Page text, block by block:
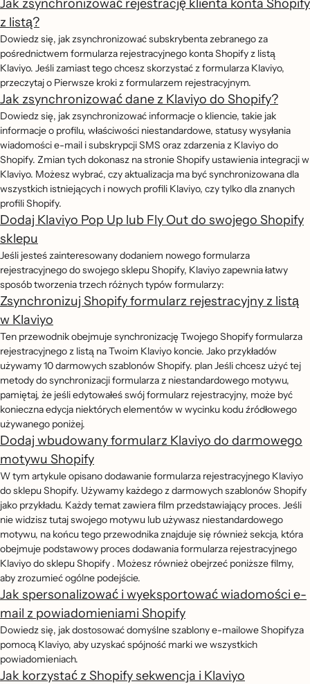
Jak zsynchronizować rejestrację klienta konta Shopify
z listą?
Dowiedz się, jak zsynchronizować subskrybenta zebranego za
pośrednictwem formularza rejestracyjnego konta Shopify z listą
Klaviyo. Jeśli zamiast tego chcesz skorzystać z formularza Klaviyo,
przeczytaj o Pierwsze kroki z formularzem rejestracyjnym.
Jak zsynchronizować dane z Klaviyo do Shopify?
Dowiedz się, jak zsynchronizować informacje o kliencie, takie jak
informacje o profilu, właściwości niestandardowe, statusy wysyłania
wiadomości e-mail i subskrypcji SMS oraz zdarzenia z Klaviyo do
Shopify. Zmian tych dokonasz na stronie Shopify ustawienia integracji w
Klaviyo. Możesz wybrać, czy aktualizacja ma być synchronizowana dla
wszystkich istniejących i nowych profili Klaviyo, czy tylko dla znanych
profili Shopify.
Dodaj Klaviyo Pop Up lub Fly Out do swojego Shopify
sklepu
Jeśli jesteś zainteresowany dodaniem nowego formularza
rejestracyjnego do swojego sklepu Shopify, Klaviyo zapewnia łatwy
sposób tworzenia trzech różnych typów formularzy:
Zsynchronizuj Shopify formularz rejestracyjny z listą
w Klaviyo
Ten przewodnik obejmuje synchronizację Twojego Shopify formularza
rejestracyjnego z listą na Twoim Klaviyo koncie. Jako przykładów
używamy 10 darmowych szablonów Shopify. plan Jeśli chcesz użyć tej
metody do synchronizacji formularza z niestandardowego motywu,
pamiętaj, że jeśli edytowałeś swój formularz rejestracyjny, może być
konieczna edycja niektórych elementów w wycinku kodu źródłowego
używanego poniżej.
Dodaj wbudowany formularz Klaviyo do darmowego
motywu Shopify
W tym artykule opisano dodawanie formularza rejestracyjnego Klaviyo
do sklepu Shopify. Używamy każdego z darmowych szablonów Shopify
jako przykładu. Każdy temat zawiera film przedstawiający proces. Jeśli
nie widzisz tutaj swojego motywu lub używasz niestandardowego
motywu, na końcu tego przewodnika znajduje się również sekcja, która
obejmuje podstawowy proces dodawania formularza rejestracyjnego
Klaviyo do sklepu Shopify . Możesz również obejrzeć poniższe filmy,
aby zrozumieć ogólne podejście.
Jak spersonalizować i wyeksportować wiadomości e-
mail z powiadomieniami Shopify
Dowiedz się, jak dostosować domyślne szablony e-mailowe Shopifyza
pomocą Klaviyo, aby uzyskać spójność marki we wszystkich
powiadomieniach.
Jak korzystać z Shopify sekwencja i Klaviyo